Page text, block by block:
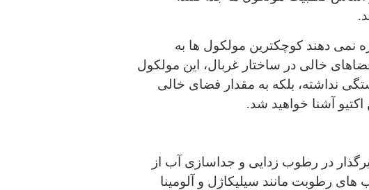
نمی دهند کوچکترین مولکول ها به
خالی در ساختار غربال، این مولکول
نداشته، بلکه به مقدار فضای خالی
اکتیو آشنا خواهید شد.
در رطوب زدایی و جداسازی آب از
های رطوبت مانند سیلیکاژل و آلومینا